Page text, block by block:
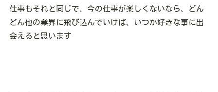
仕事もそれと同じで、今の仕事が楽しくないなら、どん
どん他の業界に飛び込んでいけば、いつか好きな事に出
会えると思います